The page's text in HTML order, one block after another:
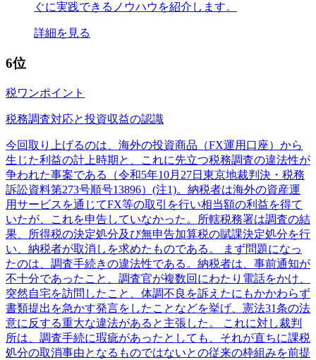
ぐに実践できるノウハウを紹介します。
詳細を見る
6位
税ワンポイント
税務調査対応と投資収益の認識
今回取り上げるのは、海外の投資商品（FX運用口座）から
生じた利益の計上時期と、これに先立つ税務調査の違法性が
争われた事案である（令和5年10月27日東京地裁判決・税務
訴訟資料第273号順号13896）(注1)。納税者は海外の資産運
用サービスを通じてFX等の取引を行い相当額の利益を得て
いたが、これを申告していなかった。所轄税務署は調査の結
果、所得税の決定処分及び無申告加算税の賦課決定処分を行
い、納税者が取消しを求めたものである。 まず問題になっ
たのは、調査手続きの違法性である。納税者は、事前通知が
不十分であったこと、調査官が複数回にわたり電話をかけ、
突然自宅を訪問したこと、体調不良を訴えたにもかかわらず
書類提出を急かす発言をしたことなどを挙げ、憲法31条の法
意に反する重大な違法があると主張した。 これに対し裁判
所は、調査手続に瑕疵があったとしても、それが直ちに課税
処分の取消事由となるものではないとの従来の枠組みを前提